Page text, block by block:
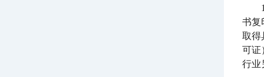
书复
取得
可证
行业